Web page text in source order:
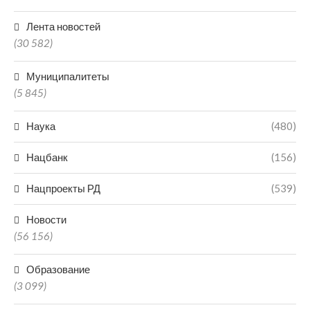
Лента новостей
(30 582)
Муниципалитеты
(5 845)
Наука (480)
Нацбанк (156)
Нацпроекты РД (539)
Новости
(56 156)
Образование
(3 099)